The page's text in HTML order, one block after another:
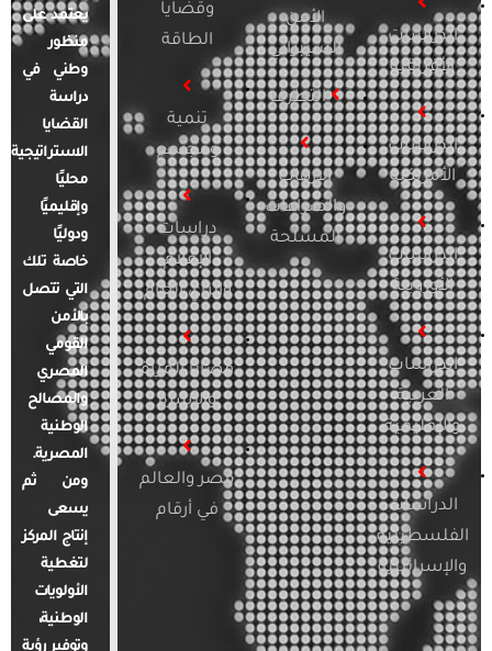
الدراسات
الأفريقية
الدراسات
الأمريكية
الدراسات
الأوروبية
الدراسات
العربية
والإقليمية
الدراسات
الفلسطينية
والإسرائيلية
الأمن
السيبراني
التطرف
الإرهاب
والصراعات
المسلحة
وقضايا
الطاقة
تنمية
ومجتمع
دراسات
الإعلام
والرأي العام
قضايا المرأة
والأسرة
مصر والعالم
في أرقام
يعتمد على
منظور
وطني في
دراسة
القضايا
الاستراتيجية
محليًا
وإقليميًا
ودوليًا
خاصة تلك
التي تتصل
بالأمن
القومي
المصري
والمصالح
الوطنية
المصرية.
ومن ثم
يسعى
إنتاج المركز
لتغطية
الأولويات
الوطنية،
وتوفير رؤية